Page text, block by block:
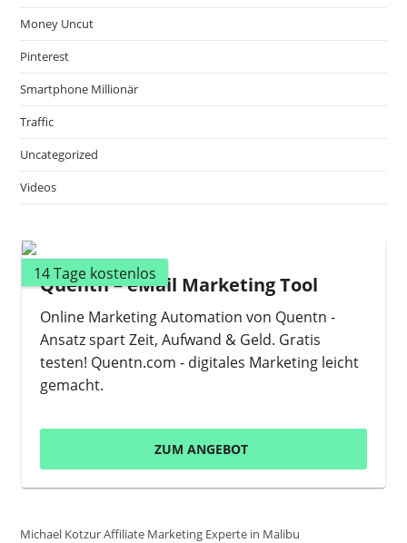
Money Uncut
Pinterest
Smartphone Millionär
Traffic
Uncategorized
Videos
14 Tage kostenlos
Quentn – eMail Marketing Tool
Online Marketing Automation von Quentn -
Ansatz spart Zeit, Aufwand & Geld. Gratis
testen! Quentn.com - digitales Marketing leicht
gemacht.
ZUM ANGEBOT
Michael Kotzur Affiliate Marketing Experte in Malibu